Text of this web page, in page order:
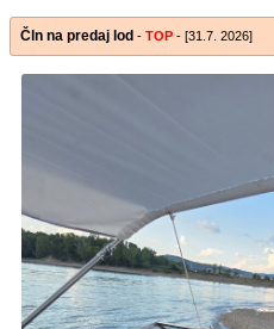
Čln na predaj lod - TOP - [31.7. 2026]